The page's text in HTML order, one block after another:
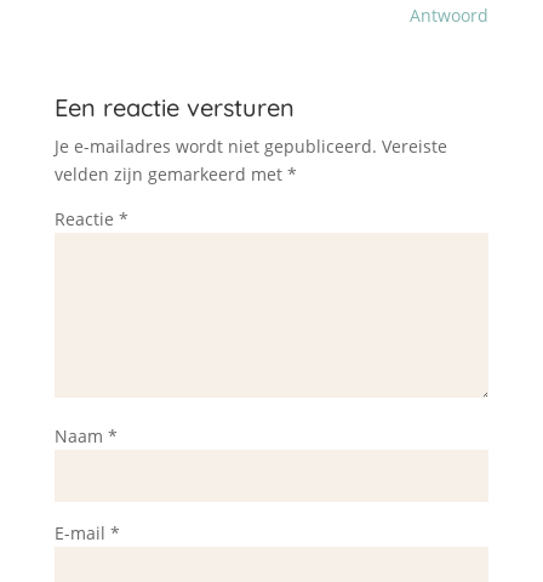
Antwoord
Een reactie versturen
Je e-mailadres wordt niet gepubliceerd. Vereiste
velden zijn gemarkeerd met *
Reactie *
Naam *
E-mail *